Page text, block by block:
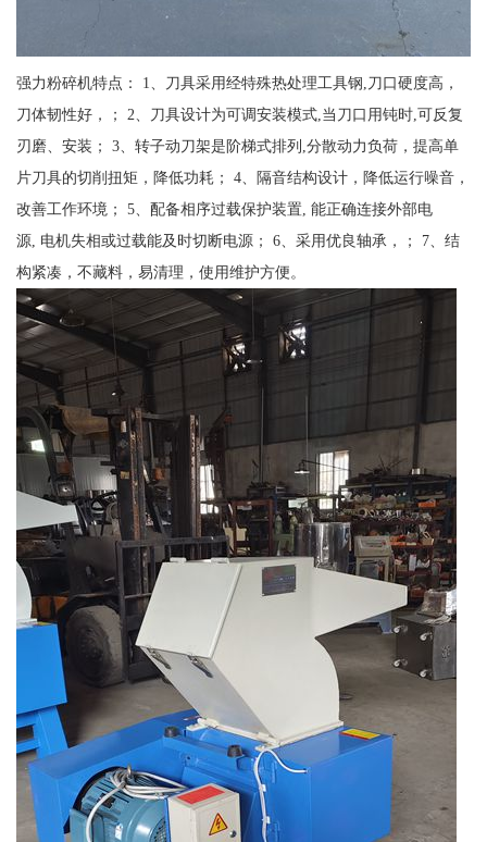
强力粉碎机特点： 1、刀具采用经特殊热处理工具钢,刀口硬度高，
刀体韧性好，； 2、刀具设计为可调安装模式,当刀口用钝时,可反复
刃磨、安装； 3、转子动刀架是阶梯式排列,分散动力负荷，提高单
片刀具的切削扭矩，降低功耗； 4、隔音结构设计，降低运行噪音，
改善工作环境； 5、配备相序过载保护装置, 能正确连接外部电
源, 电机失相或过载能及时切断电源； 6、采用优良轴承，； 7、结
构紧凑，不藏料，易清理，使用维护方便。